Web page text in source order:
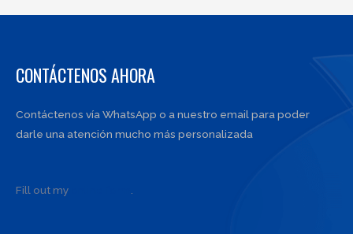
CONTÁCTENOS AHORA
Contáctenos vía WhatsApp o a nuestro email para poder
darle una atención mucho más personalizada
Fill out my .